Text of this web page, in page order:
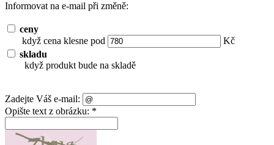
Informovat na e-mail při změně:
ceny
když cena klesne pod
Kč
skladu
když produkt bude na skladě
Zadejte Váš e-mail:
Opište text z obrázku: *